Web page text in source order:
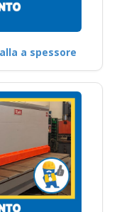
a spessore